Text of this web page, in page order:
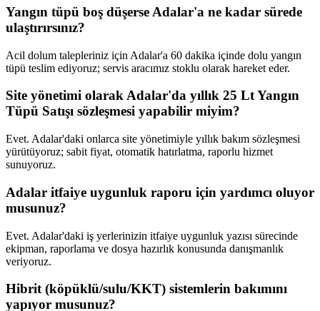
Yangın tüpü boş düşerse Adalar'a ne kadar sürede
ulaştırırsınız?
Acil dolum talepleriniz için Adalar'a 60 dakika içinde dolu yangın
tüpü teslim ediyoruz; servis aracımız stoklu olarak hareket eder.
Site yönetimi olarak Adalar'da yıllık 25 Lt Yangın
Tüpü Satışı sözleşmesi yapabilir miyim?
Evet. Adalar'daki onlarca site yönetimiyle yıllık bakım sözleşmesi
yürütüyoruz; sabit fiyat, otomatik hatırlatma, raporlu hizmet
sunuyoruz.
Adalar itfaiye uygunluk raporu için yardımcı oluyor
musunuz?
Evet. Adalar'daki iş yerlerinizin itfaiye uygunluk yazısı sürecinde
ekipman, raporlama ve dosya hazırlık konusunda danışmanlık
veriyoruz.
Hibrit (köpüklü/sulu/KKT) sistemlerin bakımını
yapıyor musunuz?